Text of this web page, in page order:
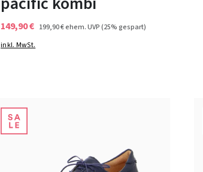
149,90 € 199,90 €ehem. UVP(25% gespart)
inkl. MwSt.